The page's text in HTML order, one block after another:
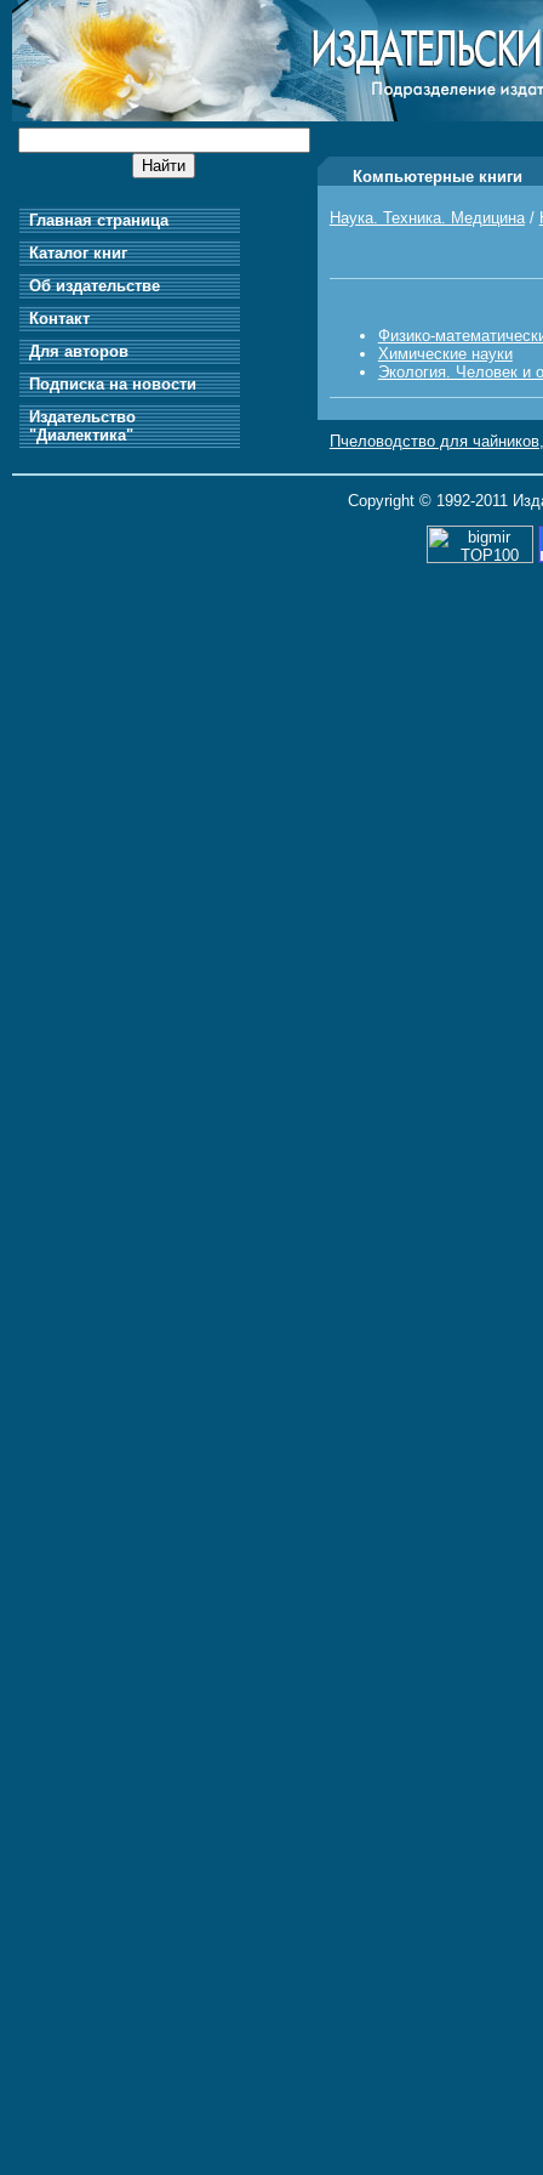
Главная страница
Каталог книг
Об издательстве
Контакт
Для авторов
Подписка на новости
Издательство
"Диалектика"
Компьютерные книги
Наука. Техника. Медицина/
Физико-
Химические науки
Экология. Человек и
Пчеловодство для
Copyright © 1992-2011